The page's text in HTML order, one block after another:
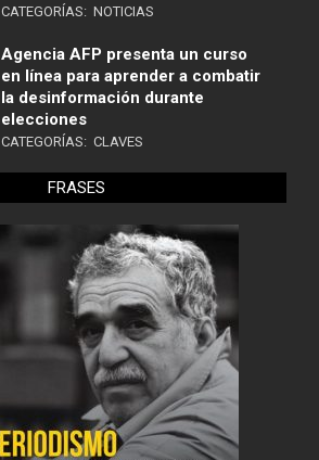
CATEGORÍAS: NOTICIAS
Agencia AFP presenta un curso
en línea para aprender a combatir
la desinformación durante
elecciones
CATEGORÍAS: CLAVES
FRASES